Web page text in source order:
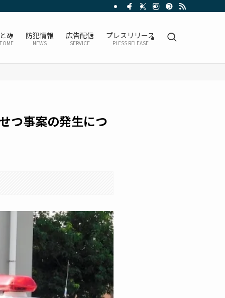
め 防犯情報
NEWS
広告配信
SERVICE
プレスリリース
PLESS RELEASE
つ事案の発生につ